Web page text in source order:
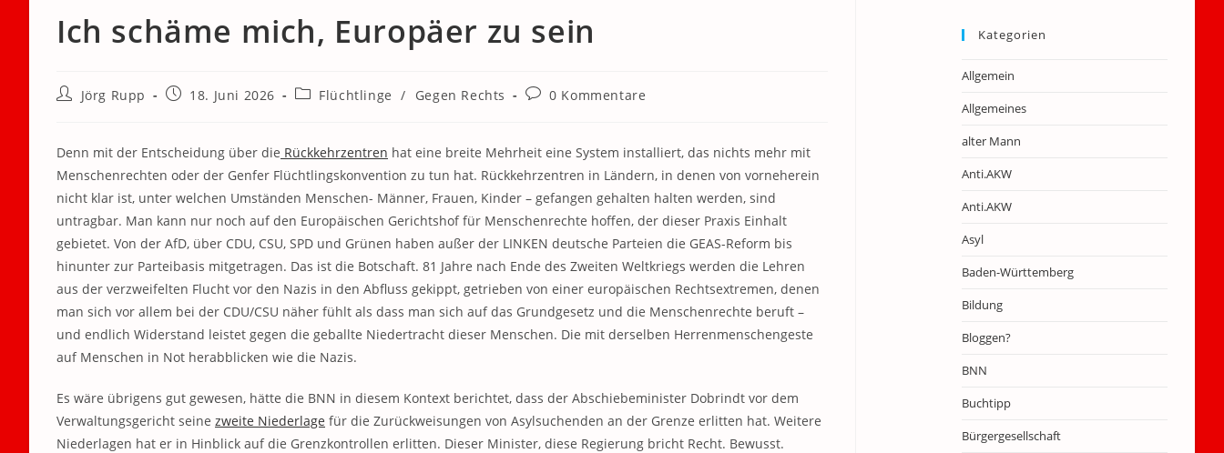
Ich schäme mich, Europäer zu sein
Beitrags-
Jörg Rupp
Beitrag18. Juni 2026
Beitrags-
Flüchtlinge / Gegen Rechts
Beitrags-
0 Kommentare
Denn mit der Entscheidung über die Rückkehrzentren hat eine breite Mehrheit eine System installiert, das nichts mehr mit
Menschenrechten oder der Genfer Flüchtlingskonvention zu tun hat. Rückkehrzentren in Ländern, in denen von vorneherein
nicht klar ist, unter welchen Umständen Menschen- Männer, Frauen, Kinder – gefangen gehalten halten werden, sind
untragbar. Man kann nur noch auf den Europäischen Gerichtshof für Menschenrechte hoffen, der dieser Praxis Einhalt
gebietet. Von der AfD, über CDU, CSU, SPD und Grünen haben außer der LINKEN deutsche Parteien die GEAS-Reform bis
hinunter zur Parteibasis mitgetragen. Das ist die Botschaft. 81 Jahre nach Ende des Zweiten Weltkriegs werden die Lehren
aus der verzweifelten Flucht vor den Nazis in den Abfluss gekippt, getrieben von einer europäischen Rechtsextremen, denen
man sich vor allem bei der CDU/CSU näher fühlt als dass man sich auf das Grundgesetz und die Menschenrechte beruft –
und endlich Widerstand leistet gegen die geballte Niedertracht dieser Menschen. Die mit derselben Herrenmenschengeste
auf Menschen in Not herabblicken wie die Nazis.
Es wäre übrigens gut gewesen, hätte die BNN in diesem Kontext berichtet, dass der Abschiebeminister Dobrindt vor dem
Verwaltungsgericht seine zweite Niederlage für die Zurückweisungen von Asylsuchenden an der Grenze erlitten hat. Weitere
Niederlagen hat er in Hinblick auf die Grenzkontrollen erlitten. Dieser Minister, diese Regierung bricht Recht. Bewusst.
Kategorien
Allgemein
Allgemeines
alter Mann
Anti.AKW
Anti.AKW
Asyl
Baden-Württemberg
Bildung
Bloggen?
BNN
Buchtipp
Bürgergesellschaft